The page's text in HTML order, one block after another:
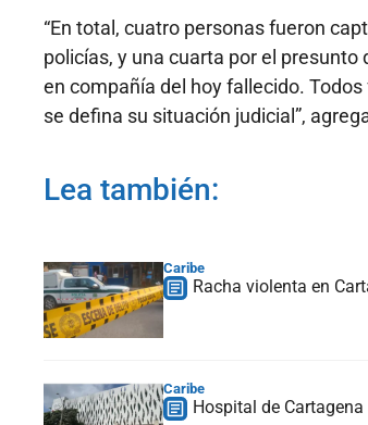
“En total, cuatro personas fueron
policías, y una cuarta por el
en compañía del hoy fallecido.
se defina su situación judicial”,
Lea también:
Caribe
Racha violenta en
Caribe
Hospital de